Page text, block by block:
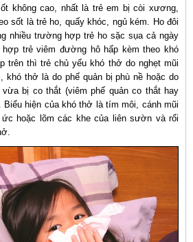
không cao, nhất là trẻ em bị còi xương,
sốt là trẻ ho, quấy khóc, ngủ kém. Ho đôi
nhiều trường hợp trẻ ho sặc sụa cả ngày
trẻ viêm đường hô hấp kèm theo khó
trên thì trẻ chủ yếu khó thở do nghẹt mũi
khó thở là do phế quản bị phù nề hoặc do
bị co thắt (viêm phế quản co thắt hay
Biểu hiện của khó thở là tím môi, cánh mũi
hoặc lõm các khe của liên sườn và rối